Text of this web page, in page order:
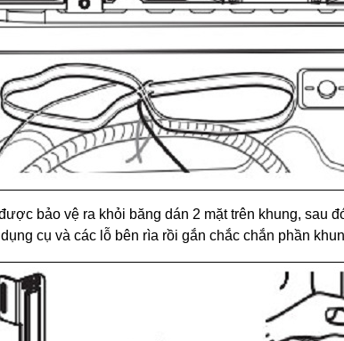
bảo vệ ra khỏi băng dán 2 mặt trên khung, sau
cụ và các lỗ bên rìa rồi gắn chắc chắn phần